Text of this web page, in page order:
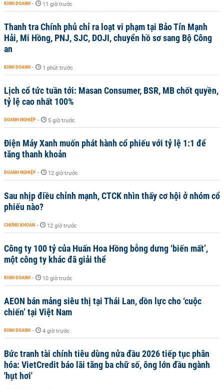
KINH DOANH - 11 giờ trước
Thanh tra Chính phủ chỉ ra loạt vi phạm tại Bảo Tín Mạnh
Hải, Mi Hồng, PNJ, SJC, DOJI, chuyển hồ sơ sang Bộ Công
an
KINH DOANH - 1 phút trước
Lịch cổ tức tuần tới: Masan Consumer, BSR, MB chốt quyền,
tỷ lệ cao nhất 100%
DOANH NGHIỆP - 5 giờ trước
Điện Máy Xanh muốn phát hành cổ phiếu với tỷ lệ 1:1 để
tăng thanh khoản
DOANH NGHIỆP - 12 giờ trước
Sau nhịp điều chỉnh mạnh, CTCK nhìn thấy cơ hội ở nhóm cổ
phiếu nào?
CHỨNG KHOÁN - 12 giờ trước
Công ty 100 tỷ của Huấn Hoa Hồng bỗng dưng ‘biến mất’,
một công ty khác đã giải thể
KINH DOANH - 10 giờ trước
AEON bán mảng siêu thị tại Thái Lan, dồn lực cho ‘cuộc
chiến’ tại Việt Nam
KINH DOANH - 4 giờ trước
Bức tranh tài chính tiêu dùng nửa đầu 2026 tiếp tục phân
hóa: VietCredit báo lãi tăng ba chữ số, ông lớn đầu ngành
'hụt hơi'